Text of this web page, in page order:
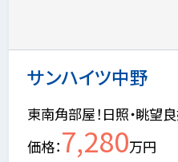
サンハイツ中野
東南角部屋！日照・眺望良
価格 7,280万円